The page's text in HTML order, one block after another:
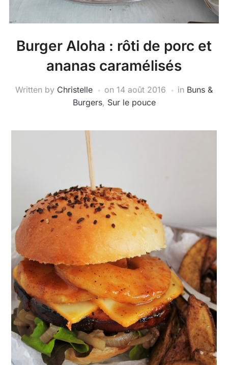
Burger Aloha : rôti de porc et
ananas caramélisés
Written by Christelle on 14 août 2016 in Buns &
Burgers, Sur le pouce